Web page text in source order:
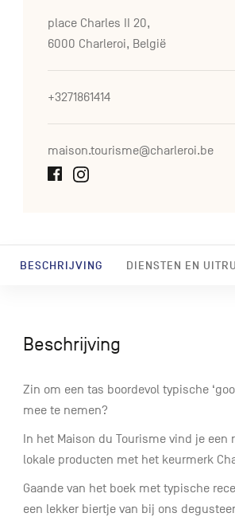
BESCHRIJVING DIENSTEN EN
place Charles II 20,
6000 Charleroi, België
+3271861414
maison.tourisme@charleroi.be
Beschrijving
Zin om een tas boordevol typische
mee te nemen?
In het Maison du Tourisme vind je een
lokale producten met het keurmerk
Gaande van het boek met typische
een lekker biertje van bij ons